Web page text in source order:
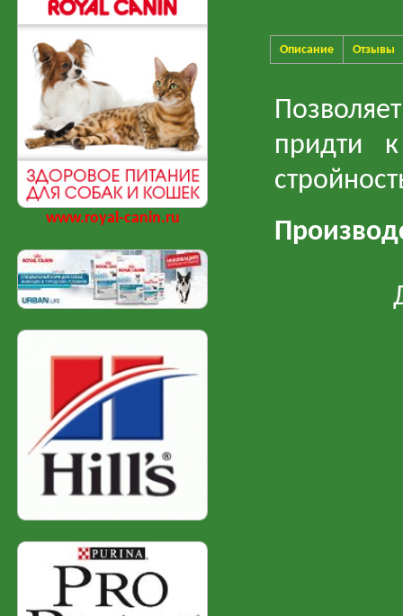
www.royal-canin.ru
Описание Отзывы
придти